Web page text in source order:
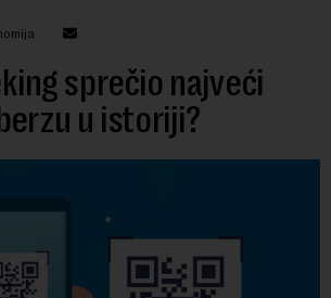
sprečio najveći
u istoriji?